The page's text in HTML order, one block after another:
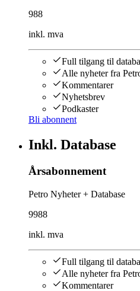
988
inkl. mva
Full tilgang til
Alle nyheter fra
Kommentarer
Nyhetsbrev
Podkaster
Bli abonnent
Inkl. Database
Årsabonnement
Petro Nyheter + Database
9988
inkl. mva
Full tilgang til
Alle nyheter fra
Kommentarer